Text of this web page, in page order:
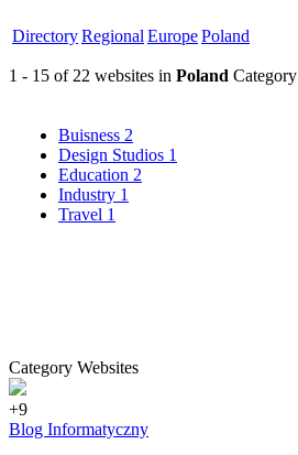
DirectoryRegional EuropePoland
1 - 15 of 22 websites in Poland Category
Buisness 2
Design Studios 1
Education 2
Industry 1
Travel 1
Category Websites
+9
Blog Informatyczny